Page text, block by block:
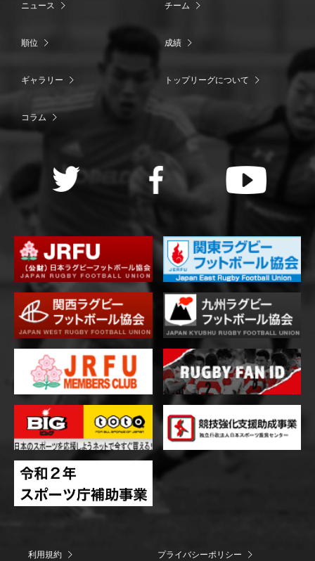
ニュース チーム
順位 成績
ギャラリー トップリーグについて
コラム
利用規約 プライバシーポリシー